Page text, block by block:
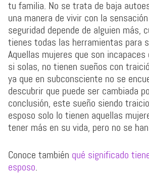
tu familia. No se trata de baja
una manera de vivir con la
seguridad depende de alguien más,
tienes todas las herramientas para
Aquellas mujeres que son
si solas, no tienen sueños con
ya que en subconsciente no se
descubrir que puede ser cambiada
conclusión, este sueño siendo
esposo solo lo tienen aquellas
tener más en su vida, pero no se
Conoce también qué significado
esposo.